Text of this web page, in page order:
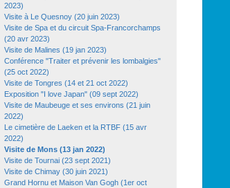
2023)
Visite à Le Quesnoy (20 juin 2023)
Visite de Spa et du circuit Spa-Francorchamps
(20 avr 2023)
Visite de Malines (19 jan 2023)
Conférence "Traiter et prévenir les lombalgies"
(25 oct 2022)
Visite de Tongres (14 et 21 oct 2022)
Exposition "I love Japan" (09 sept 2022)
Visite de Maubeuge et ses environs (21 juin
2022)
Le cimetière de Laeken et la RTBF (15 avr
2022)
Visite de Mons (13 jan 2022)
Visite de Tournai (23 sept 2021)
Visite de Chimay (30 juin 2021)
Grand Hornu et Maison Van Gogh (1er oct